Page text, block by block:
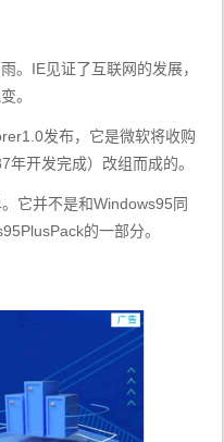
。IE见证了互联网的发展，
。
发布，它是微软将收购
开发完成）改组而成的。
它并不是和Windows95同
的一部分。